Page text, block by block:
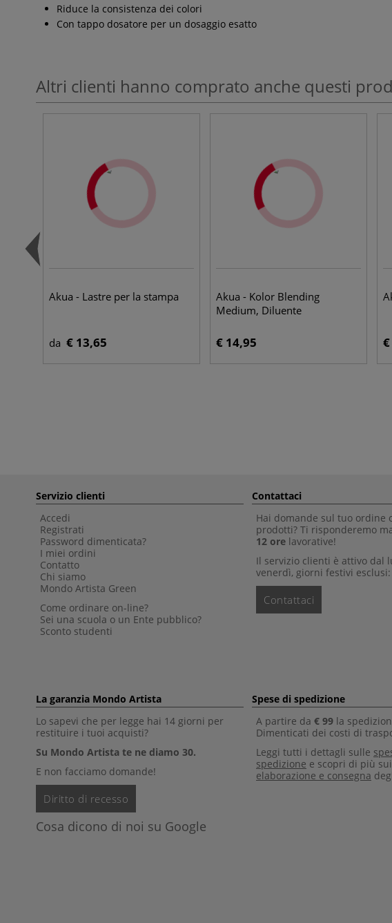
Riduce la consistenza dei colori
Con tappo dosatore per un dosaggio esatto
Altri clienti hanno comprato anche questi
Akua - Lastre per la stampa
da € 13,65
Akua - Kolor Blending
Medium, Diluente
€ 14,95
Servizio clienti
Accedi
Registrati
Password dimenticata?
I miei ordini
Contatto
Chi siamo
Mondo Artista Green
Come ordinare on-line?
Sei una scuola o un Ente pubblico?
Sconto studenti
Contattaci
Hai domande sul tuo ordine
prodotti? Ti risponderemo
12 ore lavorative!
Il servizio clienti è attivo dal
venerdì, giorni festivi esclusi:
Contattaci
La garanzia Mondo Artista
Lo sapevi che per legge hai 14 giorni per
restituire i tuoi acquisti?
Su Mondo Artista te ne diamo 30.
E non facciamo domande!
Diritto di recesso
Cosa dicono di noi su Google
Spese di spedizione
A partire da € 99 la
Dimenticati dei costi di
Leggi tutti i dettagli sulle
spedizione e scopri di più sui
elaborazione e consegna